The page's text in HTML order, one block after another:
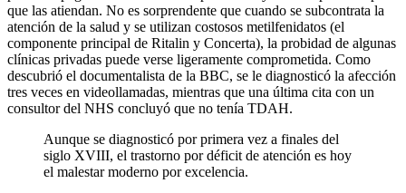
que las atiendan. No es sorprendente que cuando se subcontrata la
atención de la salud y se utilizan costosos metilfenidatos (el
componente principal de Ritalin y Concerta), la probidad de algunas
clínicas privadas puede verse ligeramente comprometida. Como
descubrió el documentalista de la BBC, se le diagnosticó la afección
tres veces en videollamadas, mientras que una última cita con un
consultor del NHS concluyó que no tenía TDAH.
Aunque se diagnosticó por primera vez a finales del
siglo XVIII, el trastorno por déficit de atención es hoy
el malestar moderno por excelencia.